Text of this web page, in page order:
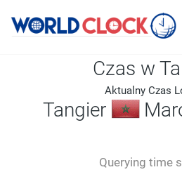
Czas w
Aktualny Czas
Tangier
Querying time
-- ----